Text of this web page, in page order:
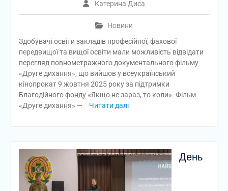
Катерина Диса
Новини
Здобувачі освіти закладів професійної, фахової
передвищої та вищої освіти мали можливість відвідати
перегляд повнометражного документального фільму
«Друге дихання», що вийшов у всеукраїнський
кінопрокат 9 жовтня 2025 року за підтримки
Благодійного фонду «Якщо не зараз, то коли». Фільм
«Друге дихання» —
Читати далі
День